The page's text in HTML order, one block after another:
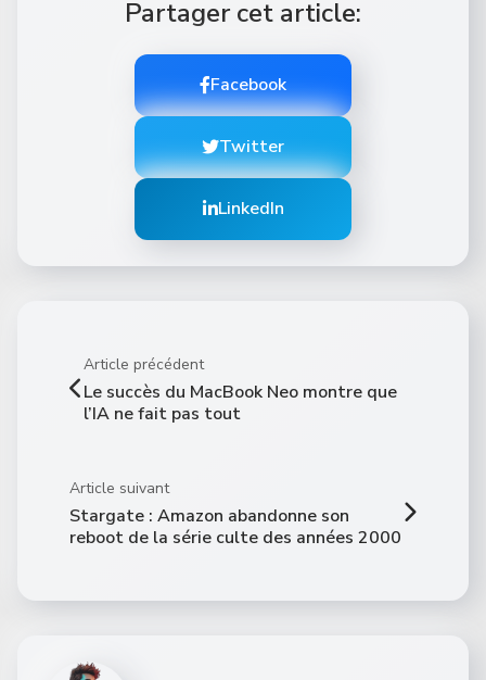
Partager cet article:
Facebook
Twitter
LinkedIn
Article précédent
Le succès du MacBook Neo montre que
l’IA ne fait pas tout
Article suivant
Stargate : Amazon abandonne son
reboot de la série culte des années 2000